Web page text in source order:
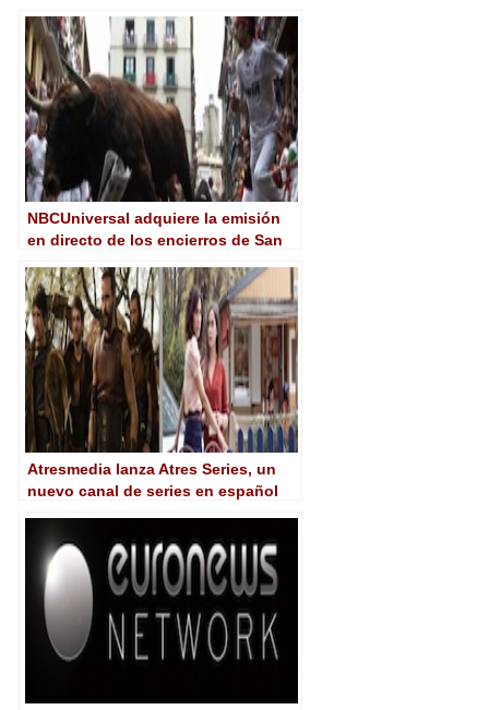
America
NBCUniversal adquiere la emisión
en directo de los encierros de San
Atresmedia lanza Atres Series, un
nuevo canal de series en español
Latinoamérica